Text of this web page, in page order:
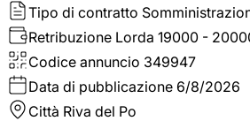
Tipo di contratto
Retribuzione Lorda 19000 -
Codice annuncio 349947
Data di pubblicazione 6/8/2026
Città Riva del Po